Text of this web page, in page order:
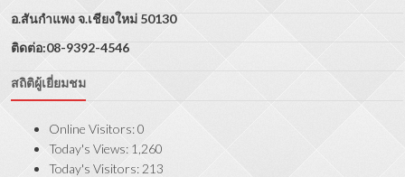
อ.สันกำแพง จ.เชียงใหม่ 50130
ติดต่อ:08-9392-4546
สถิติผู้เยี่ยมชม
Online Visitors:0
Today's Views: 1,260
Today's Visitors: 213